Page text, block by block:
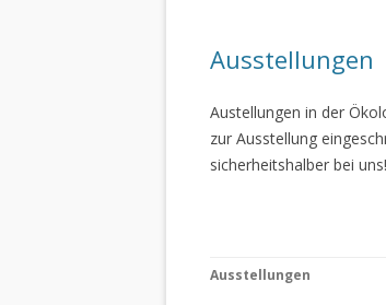
Ausstellungen
Austellungen in der
zur Ausstellung
sicherheitshalber bei uns!
Ausstellungen